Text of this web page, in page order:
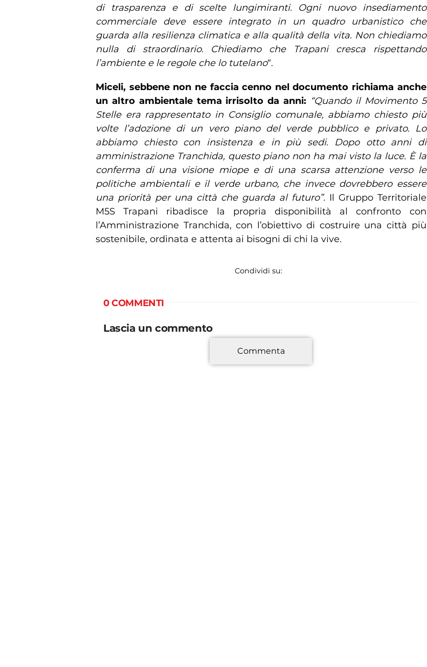
di trasparenza e di scelte lungimiranti. Ogni nuovo insediamento
commerciale deve essere integrato in un quadro urbanistico che
guarda alla resilienza climatica e alla qualità della vita. Non chiediamo
nulla di straordinario. Chiediamo che Trapani cresca rispettando
l’ambiente e le regole che lo tutelano“.
Miceli, sebbene non ne faccia cenno nel documento richiama anche
un altro ambientale tema irrisolto da anni: “Quando il Movimento 5
Stelle era rappresentato in Consiglio comunale, abbiamo chiesto più
volte l’adozione di un vero piano del verde pubblico e privato. Lo
abbiamo chiesto con insistenza e in più sedi. Dopo otto anni di
amministrazione Tranchida, questo piano non ha mai visto la luce. È la
conferma di una visione miope e di una scarsa attenzione verso le
politiche ambientali e il verde urbano, che invece dovrebbero essere
una priorità per una città che guarda al futuro”. Il Gruppo Territoriale
M5S Trapani ribadisce la propria disponibilità al confronto con
l’Amministrazione Tranchida, con l’obiettivo di costruire una città più
sostenibile, ordinata e attenta ai bisogni di chi la vive.
Condividi su:
0 COMMENTI
Lascia un commento
Commenta